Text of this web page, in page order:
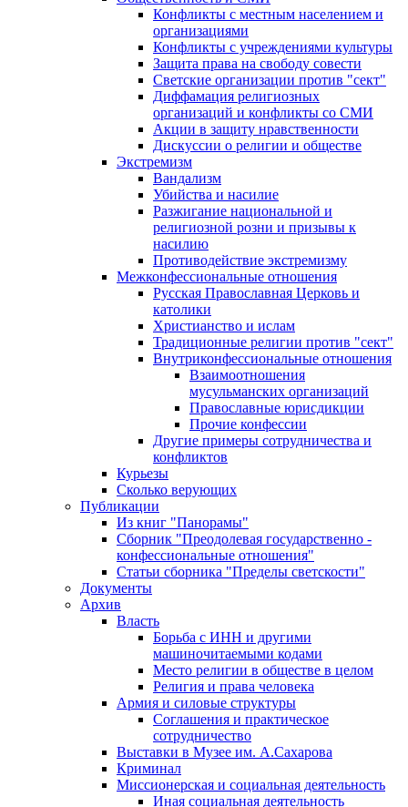
Конфликты с местным населением и
организациями
Конфликты с учреждениями культуры
Защита права на свободу совести
Светские организации против "сект"
Диффамация религиозных
организаций и конфликты со СМИ
Акции в защиту нравственности
Дискуссии о религии и обществе
Экстремизм
Вандализм
Убийства и насилие
Разжигание национальной и
религиозной розни и призывы к
насилию
Противодействие экстремизму
Межконфессиональные отношения
Русская Православная Церковь и
католики
Христианство и ислам
Традиционные религии против "сект"
Внутриконфессиональные отношения
Взаимоотношения
мусульманских организаций
Православные юрисдикции
Прочие конфессии
Другие примеры сотрудничества и
конфликтов
Курьезы
Сколько верующих
Публикации
Из книг "Панорамы"
Сборник "Преодолевая государственно -
конфессиональные отношения"
Статьи сборника "Пределы светскости"
Документы
Архив
Власть
Борьба с ИНН и другими
машиночитаемыми кодами
Место религии в обществе в целом
Религия и права человека
Армия и силовые структуры
Соглашения и практическое
сотрудничество
Выставки в Музее им. А.Сахарова
Криминал
Миссионерская и социальная деятельность
Иная социальная деятельность